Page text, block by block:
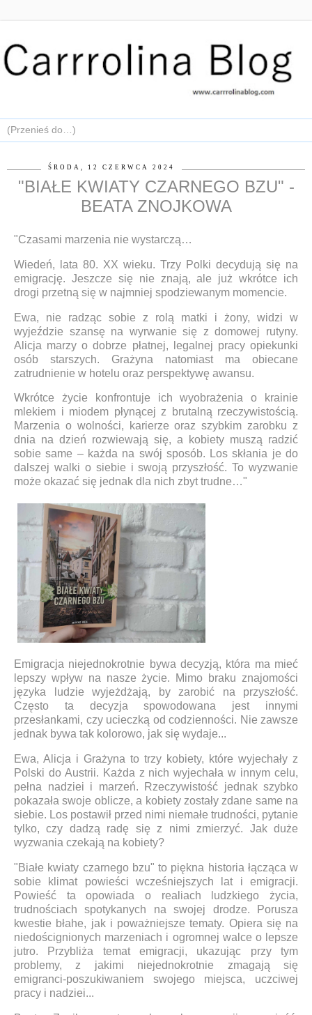
ŚRODA, 12 CZERWCA 2024
"BIAŁE KWIATY CZARNEGO BZU" -
BEATA ZNOJKOWA
"Czasami marzenia nie wystarczą…
Wiedeń, lata 80. XX wieku. Trzy Polki decydują się na
emigrację. Jeszcze się nie znają, ale już wkrótce ich
drogi przetną się w najmniej spodziewanym momencie.
Ewa, nie radząc sobie z rolą matki i żony, widzi w
wyjeździe szansę na wyrwanie się z domowej rutyny.
Alicja marzy o dobrze płatnej, legalnej pracy opiekunki
osób starszych. Grażyna natomiast ma obiecane
zatrudnienie w hotelu oraz perspektywę awansu.
Wkrótce życie konfrontuje ich wyobrażenia o krainie
mlekiem i miodem płynącej z brutalną rzeczywistością.
Marzenia o wolności, karierze oraz szybkim zarobku z
dnia na dzień rozwiewają się, a kobiety muszą radzić
sobie same – każda na swój sposób. Los skłania je do
dalszej walki o siebie i swoją przyszłość. To wyzwanie
może okazać się jednak dla nich zbyt trudne…"
Emigracja niejednokrotnie bywa decyzją, która ma mieć
lepszy wpływ na nasze życie. Mimo braku znajomości
języka ludzie wyjeżdżają, by zarobić na przyszłość.
Często ta decyzja spowodowana jest innymi
przesłankami, czy ucieczką od codzienności. Nie zawsze
jednak bywa tak kolorowo, jak się wydaje...
Ewa, Alicja i Grażyna to trzy kobiety, które wyjechały z
Polski do Austrii. Każda z nich wyjechała w innym celu,
pełna nadziei i marzeń. Rzeczywistość jednak szybko
pokazała swoje oblicze, a kobiety zostały zdane same na
siebie. Los postawił przed nimi niemałe trudności, pytanie
tylko, czy dadzą radę się z nimi zmierzyć. Jak duże
wyzwania czekają na kobiety?
"Białe kwiaty czarnego bzu" to piękna historia łącząca w
sobie klimat powieści wcześniejszych lat i emigracji.
Powieść ta opowiada o realiach ludzkiego życia,
trudnościach spotykanych na swojej drodze. Porusza
kwestie błahe, jak i poważniejsze tematy. Opiera się na
niedoścignionych marzeniach i ogromnej walce o lepsze
jutro. Przybliża temat emigracji, ukazując przy tym
problemy, z jakimi niejednokrotnie zmagają się
emigranci-poszukiwaniem swojego miejsca, uczciwej
pracy i nadziei...